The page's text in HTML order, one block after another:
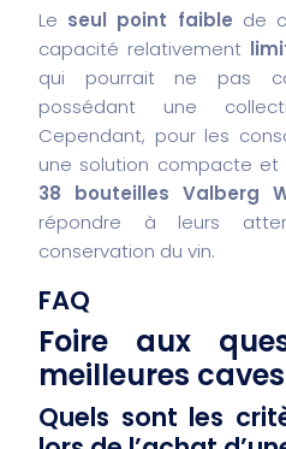
Le seul point faible de
capacité relativement
qui pourrait ne pas
possédant une
Cependant, pour les
une solution compacte et
38 bouteilles Valberg
répondre à leurs
conservation du vin.
FAQ
Foire aux
meilleures
Quels sont les